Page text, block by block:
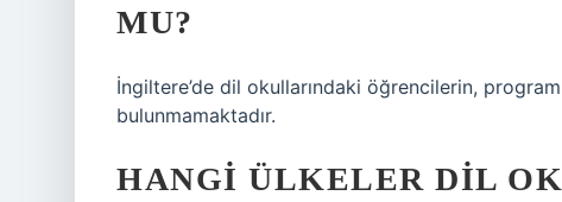
MU?
İngiltere’de dil okullarındaki öğrencilerin,
bulunmamaktadır.
HANGI ÜLKELER DIL